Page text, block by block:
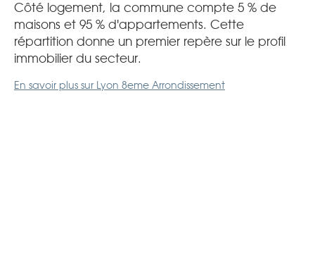
Côté logement, la commune compte 5 % de
maisons et 95 % d'appartements. Cette
répartition donne un premier repère sur le profil
immobilier du secteur.
En savoir plus sur Lyon 8eme Arrondissement